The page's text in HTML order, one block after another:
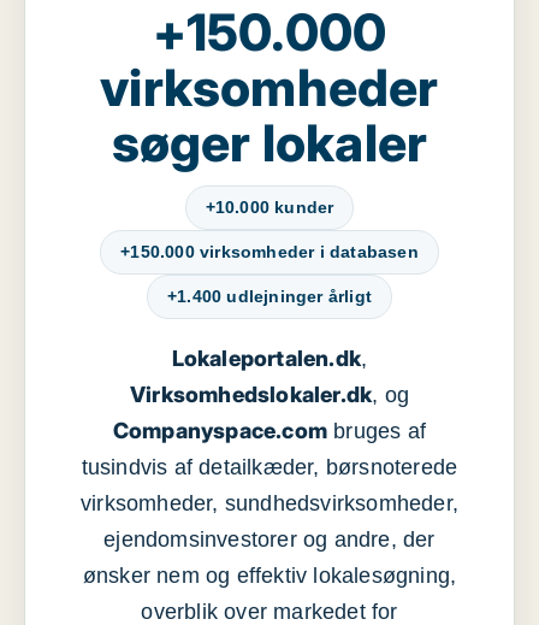
+150.000
virksomheder
søger lokaler
+10.000 kunder
+150.000 virksomheder i databasen
+1.400 udlejninger årligt
Lokaleportalen.dk,
Virksomhedslokaler.dk, og
Companyspace.com bruges af
tusindvis af detailkæder, børsnoterede
virksomheder, sundhedsvirksomheder,
ejendomsinvestorer og andre, der
ønsker nem og effektiv lokalesøgning,
overblik over markedet for